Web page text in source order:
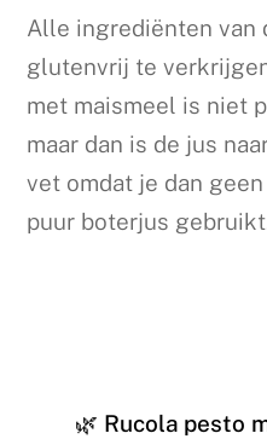
Alle ingrediënten van
glutenvrij te
met maismeel is niet
maar dan is de jus
vet omdat je dan
puur boterjus
🌿 Rucola pesto